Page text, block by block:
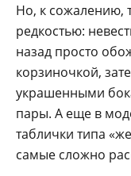
Но, к сожалению,
редкостью:
назад просто
корзиночкой,
украшенными
пары. А еще в
таблички типа
самые сложно